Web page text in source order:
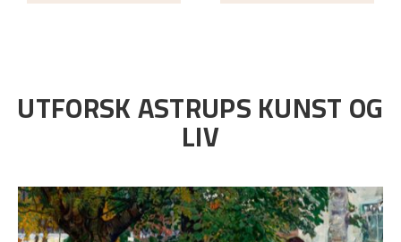
UTFORSK ASTRUPS KUNST OG
LIV